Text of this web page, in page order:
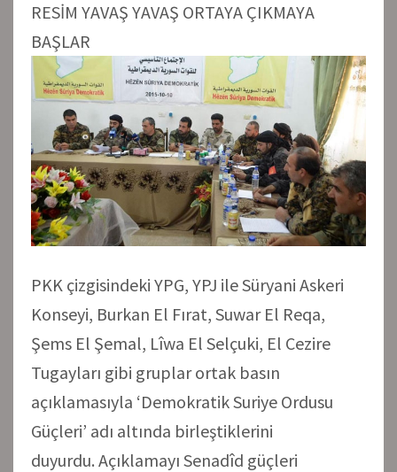
RESİM YAVAŞ YAVAŞ ORTAYA ÇIKMAYA
BAŞLAR
PKK çizgisindeki YPG, YPJ ile Süryani Askeri
Konseyi, Burkan El Fırat, Suwar El Reqa,
Şems El Şemal, Lîwa El Selçuki, El Cezire
Tugayları gibi gruplar ortak basın
açıklamasıyla ‘Demokratik Suriye Ordusu
Güçleri’ adı altında birleştiklerini
duyurdu. Açıklamayı Senadîd güçleri